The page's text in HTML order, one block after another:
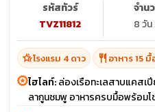
รหัสทัวร์
TVZ11812
จำน
8 วั
hotel_classโรงแรม 4 ดาว restaurant อาหาร 15
ไฮไลท์:ล่องเรือทะเลสาบแคสเ
ลากูนชมพู อาหารครบมื้อพร้อมโ